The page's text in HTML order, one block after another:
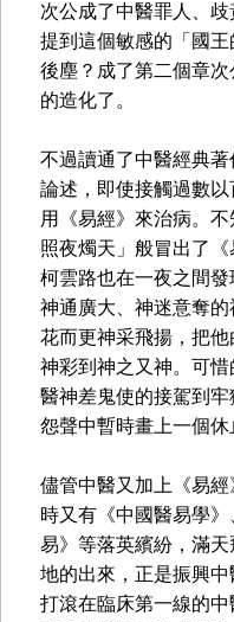
次公成了中醫罪人、
提到這個敏感的「國
後塵？成了第二個章
的造化了。
不過讀通了中醫經典
論述，即使接觸過數
用《易經》來治病。不
照夜燭天」般冒出了
柯雲路也在一夜之間
神通廣大、神迷意奪
花而更神采飛揚，把
神彩到神之又神。可
醫神差鬼使的接駕到
怨聲中暫時畫上一個休
儘管中醫又加上《易
時又有《中國醫易學
易》等落英繽紛，滿
地的出來，正是振興
打滾在臨床第一線的中